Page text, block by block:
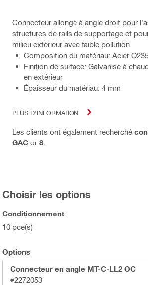
Connecteur allongé à angle droit pour
structures de rails de supportage et
milieu extérieur avec faible pollution
Composition du matériau: Acier
Finition de surface: Galvanisé à
en extérieur
Épaisseur du matériau: 4 mm
PLUS D'INFORMATION
Les clients ont également recherché
GAC or 8
Choisir les options
Conditionnement
10 pce(s)
Options
Connecteur en angle MT-C-LL2 OC
#2272053